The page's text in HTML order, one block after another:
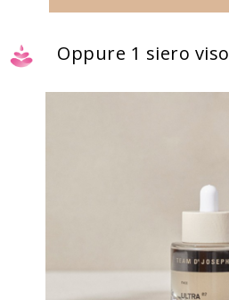
Oppure 1 siero viso